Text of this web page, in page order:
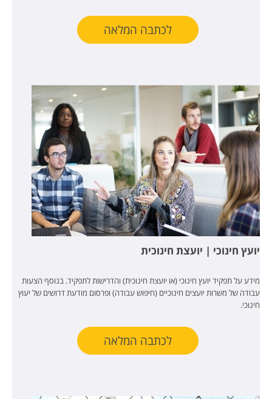
לכתבה המלאה
יועץ חינוכי | יועצת חינוכית
מידע על תפקיד יועץ חינוכי (או יועצת חינוכית) והדרישות לתפקיד. בנוסף הצעות
עבודה של משרות יועצים חינוכיים (חיפוש עבודה) ופרסום מודעת דרושים של יעוץ
חינוכי.
לכתבה המלאה